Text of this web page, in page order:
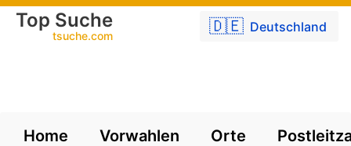
🇩🇪 Deutschland
Top Suche
tsuche.com
Home Vorwahlen Orte